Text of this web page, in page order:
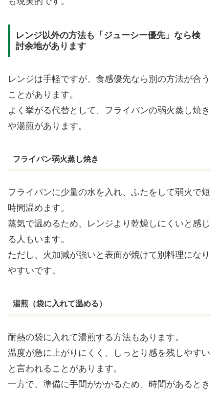
レンジ以外の方法も「ジューシー優先」なら検
討余地があります
レンジは手軽ですが、食感優先なら別の方法が合う
ことがあります。
よく挙がる代替として、フライパンの弱火蒸し焼き
や湯煎があります。
フライパン弱火蒸し焼き
フライパンに少量の水を入れ、ふたをして弱火で短
時間温めます。
蒸気で温めるため、レンジより乾燥しにくいと感じ
る人もいます。
ただし、火加減が強いと表面が焼けて別料理になり
やすいです。
湯煎（袋に入れて温める）
耐熱の袋に入れて湯煎する方法もあります。
温度が急に上がりにくく、しっとり感を残しやすい
と言われることがあります。
一方で、準備に手間がかかるため、時間があるとき